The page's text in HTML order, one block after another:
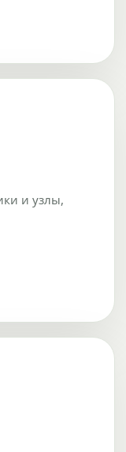
и узлы,